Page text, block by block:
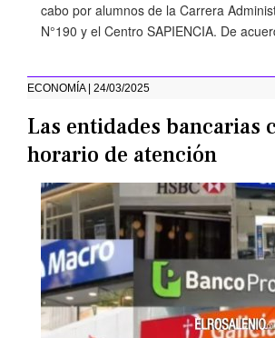
cabo por alumnos de la Carrera
N°190 y el Centro SAPIENCIA. De
ECONOMÍA | 24/03/2025
Las entidades bancarias
horario de atención